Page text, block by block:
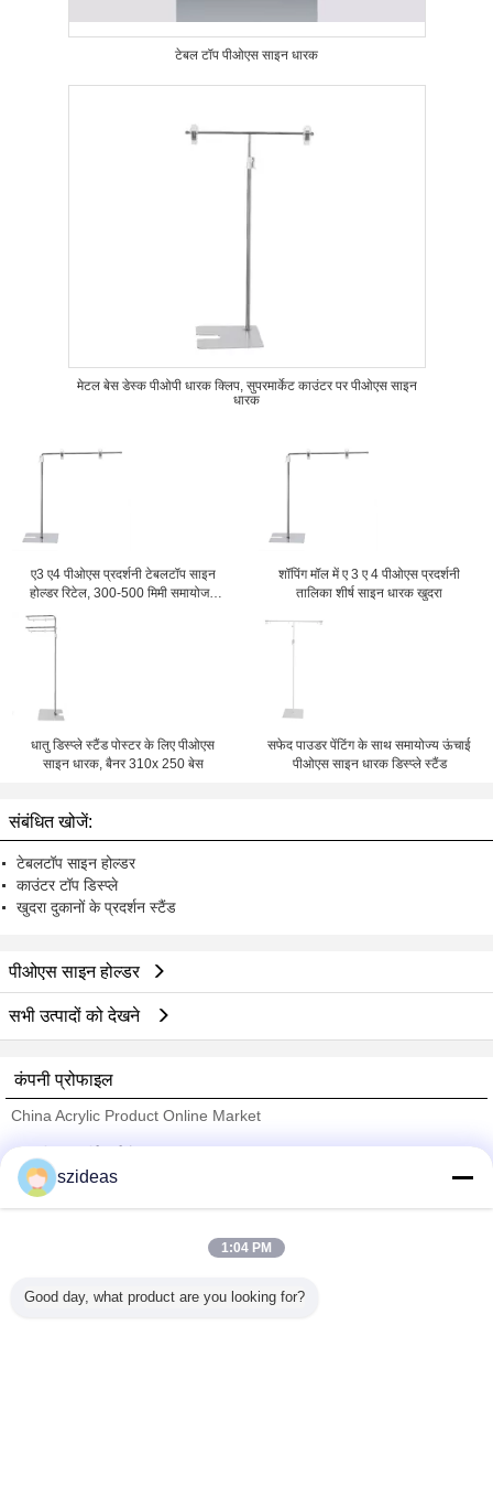
टेबल टॉप पीओएस साइन धारक
मेटल बेस डेस्क पीओपी धारक क्लिप, सुपरमार्केट काउंटर पर पीओएस साइन
धारक
ए3 ए4 पीओएस प्रदर्शनी टेबलटॉप साइन
होल्डर रिटेल, 300-500 मिमी समायोजन
शॉपिंग मॉल में ए 3 ए 4 पीओएस प्रदर्शनी
तालिका शीर्ष साइन धारक खुदरा
धातु डिस्प्ले स्टैंड पोस्टर के लिए पीओएस
साइन धारक, बैनर 310x 250 बेस
सफेद पाउडर पेंटिंग के साथ समायोज्य ऊंचाई
पीओएस साइन धारक डिस्प्ले स्टैंड
संबंधित खोजें:
टेबलटॉप साइन होल्डर
काउंटर टॉप डिस्प्ले
खुदरा दुकानों के प्रदर्शन स्टैंड
पीओएस साइन होल्डर
सभी उत्पादों को देखने
कंपनी प्रोफाइल
China Acrylic Product Online Market
Trust Seal
सभी उत्पाद
szideas
1:04 PM
Good day, what product are you looking for?